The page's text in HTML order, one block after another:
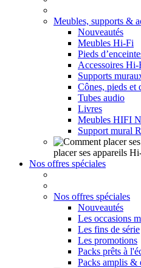
Meubles, supports &
Nouveautés
Meubles Hi-Fi
Pieds
Accessoires Hi-
Supports
Cônes, pieds et
Tubes audio
Livres
Meubles HIFI
Support mural
placer ses appareils
Nos offres spéciales
Nos offres spéciales
Nouveautés
Les occasions
Les fins de série
Les promotions
Packs prêts à
Packs amplis &